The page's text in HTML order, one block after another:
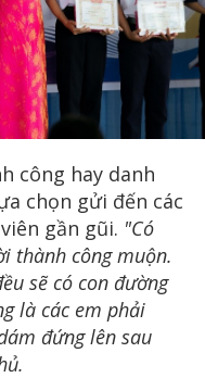
công hay danh
chọn gửi đến các
gần gũi. "Có
thành công muộn.
sẽ có con đường
là các em phải
đứng lên sau